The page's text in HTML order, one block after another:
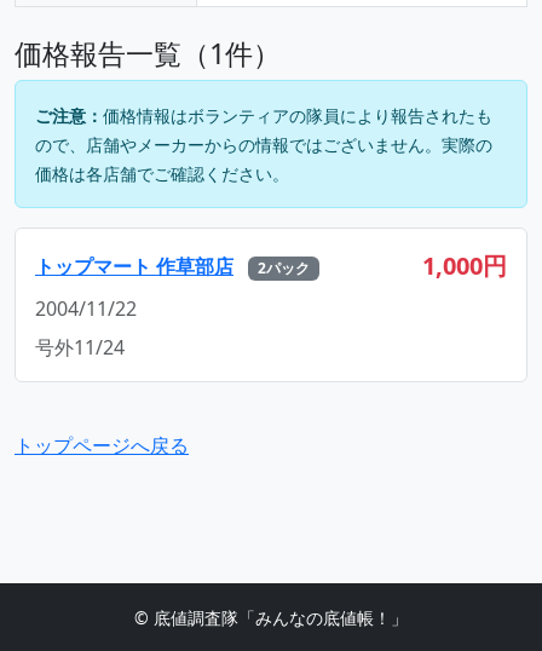
価格報告一覧（1件）
ご注意： 価格情報はボランティアの隊員により報告されたも
ので、店舗やメーカーからの情報ではございません。実際の
価格は各店舗でご確認ください。
トップマート 作草部店 2パック 1,000円
2004/11/22
号外11/24
トップページへ戻る
© 底値調査隊「みんなの底値帳！」